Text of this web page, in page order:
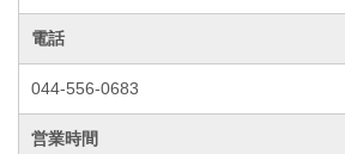
電話
044-556-0683
営業時間